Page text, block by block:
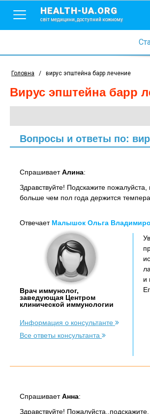
HEALTH-UA.ORG
світ медицини, доступний кожному
Головна / вирус эпштейна барр лечение
вирус эпштейна барр
Вопросы и ответы по:
СпрашиваетАлина:
Здравствуйте! Подскажите
больше чем пол года держится
Отвечает Малышок Ольга
Врач иммунолог,
заведующая Центром
клинической иммунологии
Информация о консультанте
Все ответы консультанта
и
СпрашиваетАнна:
Здравствуйте!